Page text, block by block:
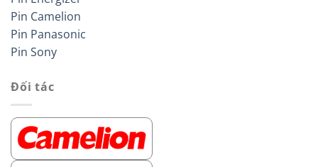
Pin Camelion
Pin Panasonic
Pin Sony
Đối tác